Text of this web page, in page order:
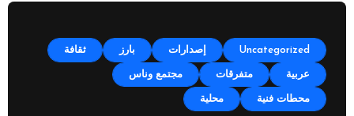
Uncategorized إصدارات بارز ثقافة
عربية متفرقات مجتمع وناس
محطات فنية محلية